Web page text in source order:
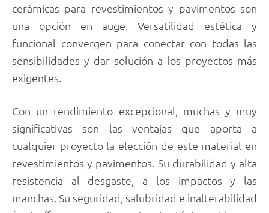
cerámicas para revestimientos y pavimentos son
una opción en auge. Versatilidad estética y
funcional convergen para conectar con todas las
sensibilidades y dar solución a los proyectos más
exigentes.
Con un rendimiento excepcional, muchas y muy
significativas son las ventajas que aporta a
cualquier proyecto la elección de este material en
revestimientos y pavimentos. Su durabilidad y alta
resistencia al desgaste, a los impactos y las
manchas. Su seguridad, salubridad e inalterabilidad